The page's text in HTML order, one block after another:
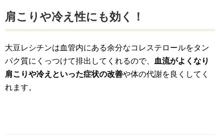
肩こりや冷え性にも効く！
大豆レシチンは血管内にある余分なコレステロールをタン
パク質にくっつけて排出してくれるので、
血流がよくなり
肩こりや冷えといった症状の改善や体の代謝を良くしてく
れます。